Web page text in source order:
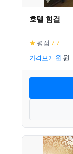
호텔 힘걸
★ 평점 7.7
가격보기